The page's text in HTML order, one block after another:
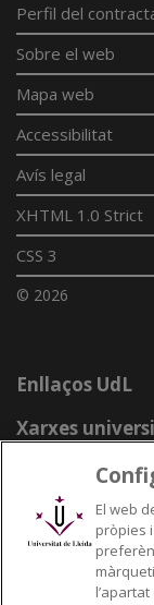
Perfil del
Sobre el web
Mapa web
Accessibilitat
Avís legal
XHTML 1.0 Strict
CSS 3
© 2026
Enllaços UdL
Xarxes
El web
pròpies